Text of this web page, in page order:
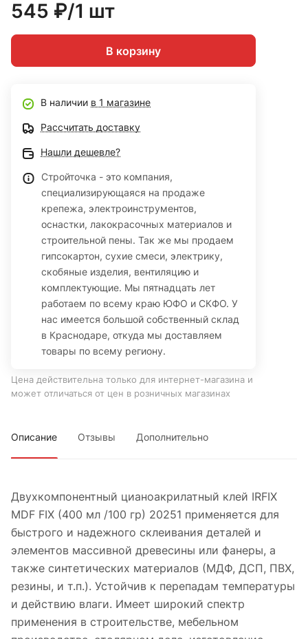
545 ₽/1 шт
В корзину
В наличии в 1 магазине
Рассчитать доставку
Нашли дешевле?
Стройточка - это компания,
специализирующаяся на продаже
крепежа, электроинструментов,
оснастки, лакокрасочных материалов и
строительной пены. Так же мы продаем
гипсокартон, сухие смеси, электрику,
скобяные изделия, вентиляцию и
комплектующие. Мы пятнадцать лет
работаем по всему краю ЮФО и СКФО. У
нас имеется большой собственный склад
в Краснодаре, откуда мы доставляем
товары по всему региону.
Цена действительна только для интернет-магазина и
может отличаться от цен в розничных магазинах
Описание Отзывы Дополнительно
Двухкомпонентный цианоакрилатный клей IRFIX
MDF FIX (400 мл /100 гр) 20251 применяется для
быстрого и надежного склеивания деталей и
элементов массивной древесины или фанеры, а
также синтетических материалов (МДФ, ДСП, ПВХ,
резины, и т.п.). Устойчив к перепадам температуры
и действию влаги. Имеет широкий спектр
применения в строительстве, мебельном